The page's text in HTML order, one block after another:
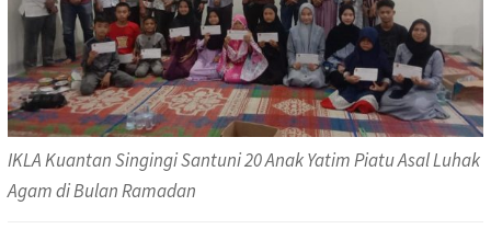
IKLA Kuantan Singingi Santuni 20 Anak Yatim Piatu Asal Luhak
Agam di Bulan Ramadan